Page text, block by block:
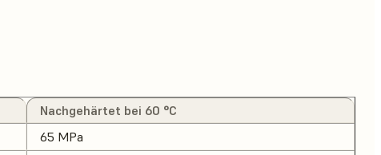
Nachgehärtet bei 60 °C
65 MPa